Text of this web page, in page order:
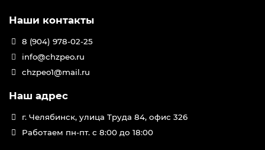
Наши контакты
8 (904) 978-02-25
info@chzpeo.ru
chzpeo1@mail.ru
Наш адрес
г. Челябинск, улица Труда 84, офис 326
Работаем пн-пт. с 8:00 до 18:00